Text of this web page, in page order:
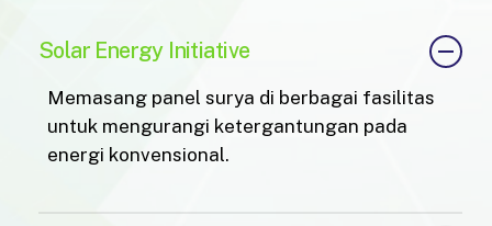
Solar Energy Initiative
Memasang panel surya di berbagai fasilitas
untuk mengurangi ketergantungan pada
energi konvensional.